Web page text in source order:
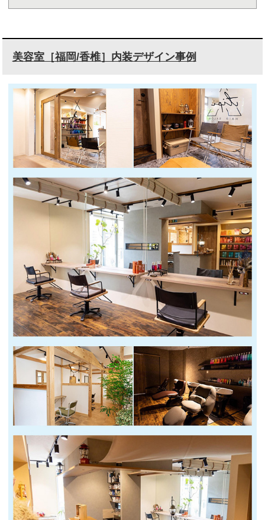
美容室［福岡/香椎］内装デザイン事例